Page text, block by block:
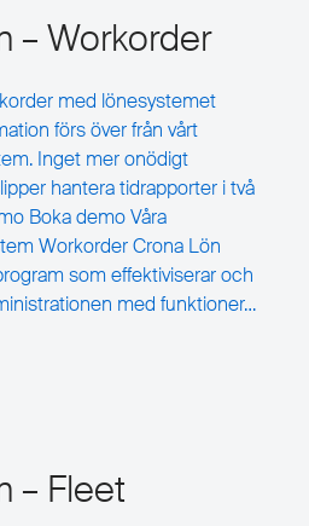
– Workorder
med lönesystemet
förs över från vårt
Inget mer onödigt
hantera tidrapporter i två
Boka demo Våra
Workorder Crona Lön
som effektiviserar och
med funktioner…
– Fleet